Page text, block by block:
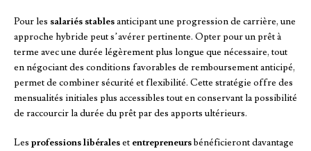
Pour les salariés stablesanticipant une progression de carrière, une
approche hybride peut s’avérer pertinente. Opter pour un prêt à
terme avec une durée légèrement plus longue que nécessaire, tout
en négociant des conditions favorables de remboursement anticipé,
permet de combiner sécurité et flexibilité. Cette stratégie offre des
mensualités initiales plus accessibles tout en conservant la possibilité
de raccourcir la durée du prêt par des apports ultérieurs.
Les professions libéraleset entrepreneursbénéficieront davantage